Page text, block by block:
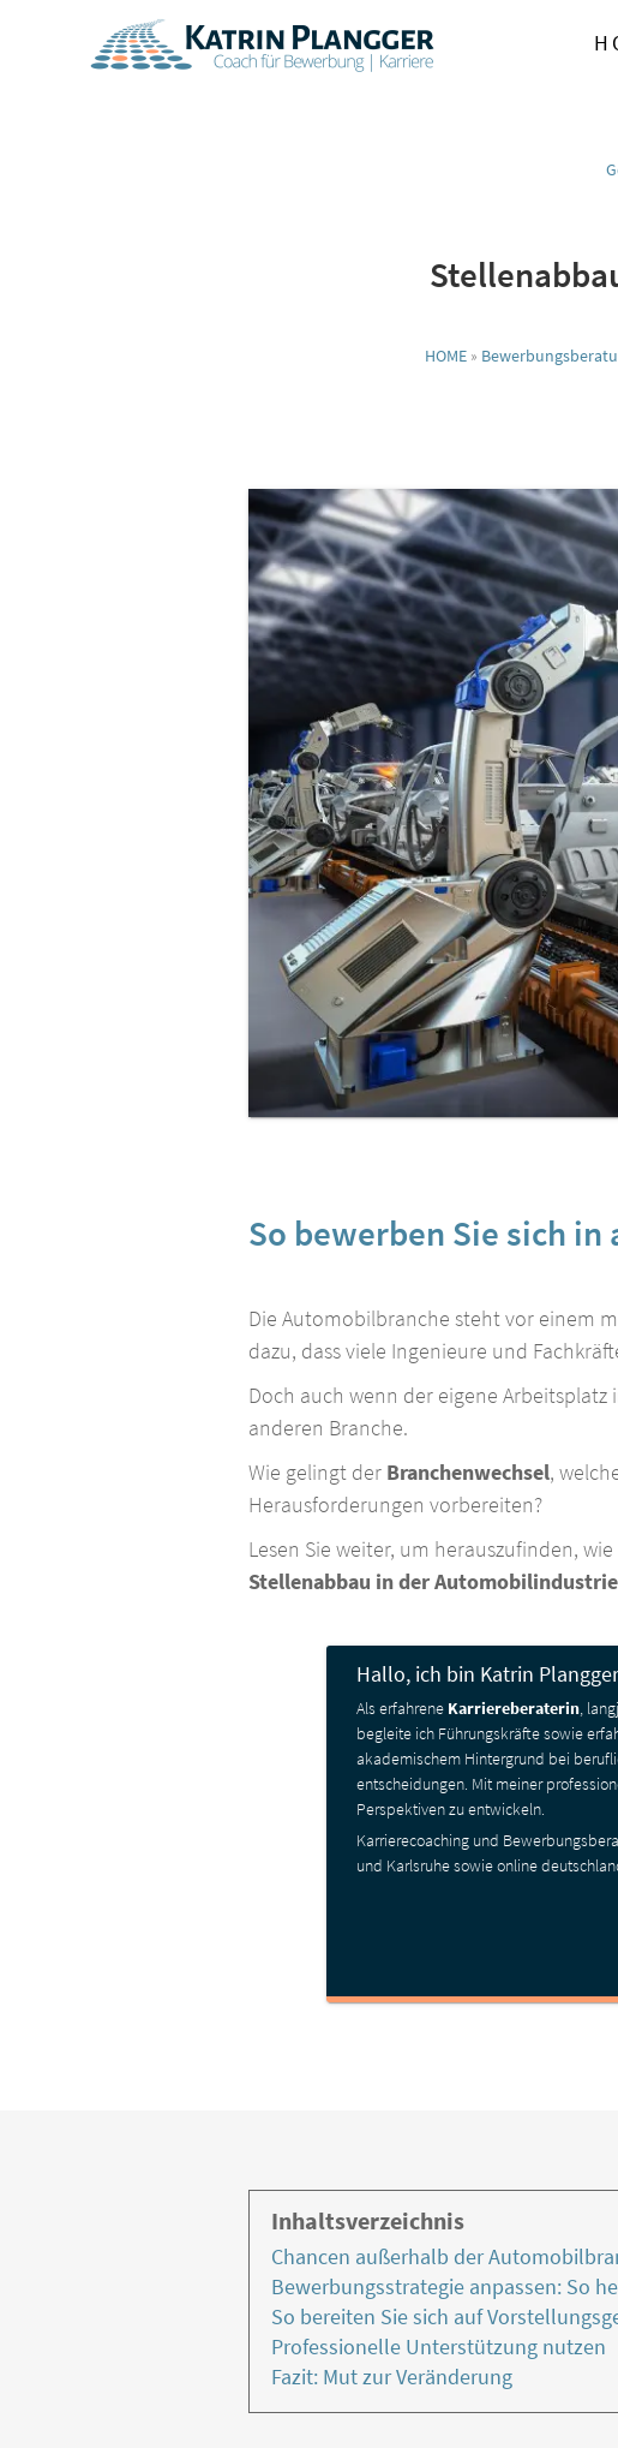
HOME»
So bewerben Sie sich in
Die Automobilbranche steht vor einem
dazu, dass viele Ingenieure und
Doch auch wenn der eigene
anderen Branche.
Wie gelingt der Branchenwechsel,
Herausforderungen vorbereiten?
Lesen Sie weiter, um herauszufinden,
Stellenabbau in der Automobilindustrie
Hallo, ich bin Katrin Plangger
Als erfahrene Karriere­beraterin,
begleite ich Führungs­kräfte sowie
akademischem Hintergrund bei
entscheidungen. Mit meiner
Perspektiven zu entwickeln.
Karriere­coaching und
und Karlsruhe sowie online
Inhaltsverzeichnis
Chancen außerhalb der
Bewerbungsstrategie anpassen: So
So bereiten Sie sich auf
Professionelle Unterstützung nutzen
Fazit: Mut zur Veränderung